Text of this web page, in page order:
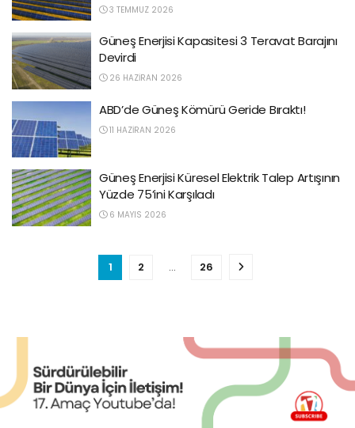
3 TEMMUZ 2026
Güneş Enerjisi Kapasitesi 3 Teravat Barajını
Devirdi
26 HAZIRAN 2026
ABD’de Güneş Kömürü Geride Bıraktı!
11 HAZIRAN 2026
Güneş Enerjisi Küresel Elektrik Talep Artışının
Yüzde 75’ini Karşıladı
6 MAYIS 2026
1 2 … 26